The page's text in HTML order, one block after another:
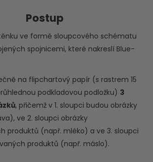
Postup
ve formě sloupcového schématu
spojnicemi, které nakreslí Blue-
na flipchartový papír (s rastrem 15
podkladovou podložku) 3
, přičemž v 1. sloupci budou obrázky
ve 2. sloupci obrázky
produktů (např. mléko) a ve 3. sloupci
produktů (např. máslo).